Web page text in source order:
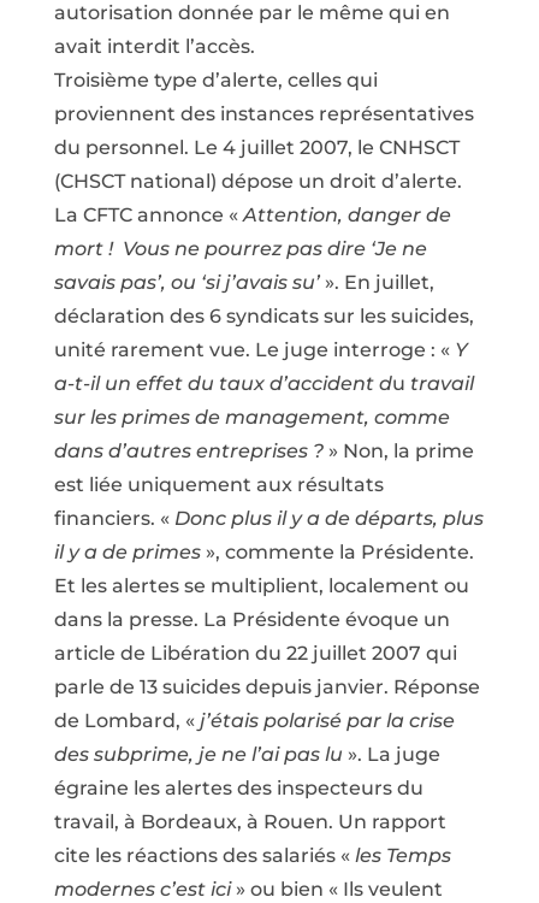
autorisation donnée par le même qui en
avait interdit l’accès.
Troisième type d’alerte, celles qui
proviennent des instances représentatives
du personnel. Le 4 juillet 2007, le CNHSCT
(CHSCT national) dépose un droit d’alerte.
La CFTC annonce «Attention, danger de
mort ! Vous ne pourrez pas dire ‘Je ne
savais pas’, ou ‘si j’avais su’ ». En juillet,
déclaration des 6 syndicats sur les suicides,
unité rarement vue. Le juge interroge : « Y
a-t-il un effet du taux d’accident du travail
sur les primes de management, comme
dans d’autres entreprises ?» Non, la prime
est liée uniquement aux résultats
financiers. « Donc plus il y a de départs, plus
il y a de primes », commente la Présidente.
Et les alertes se multiplient, localement ou
dans la presse. La Présidente évoque un
article de Libération du 22 juillet 2007 qui
parle de 13 suicides depuis janvier. Réponse
de Lombard, «j’étais polarisé par la crise
des subprime, je ne l’ai pas lu ». La juge
égraine les alertes des inspecteurs du
travail, à Bordeaux, à Rouen. Un rapport
cite les réactions des salariés « les Temps
modernes c’est ici» ou bien « Ils veulent